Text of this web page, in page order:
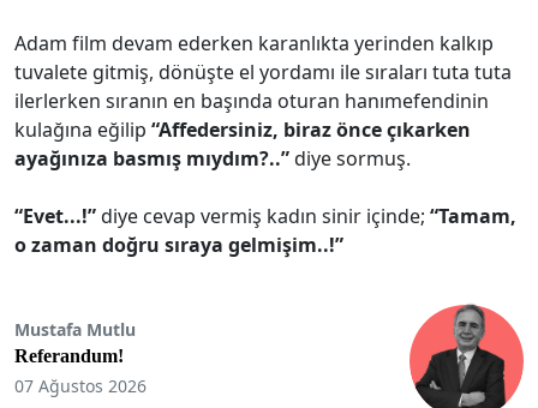
Adam film devam ederken karanlıkta yerinden kalkıp
tuvalete gitmiş, dönüşte el yordamı ile sıraları tuta tuta
ilerlerken sıranın en başında oturan hanımefendinin
kulağına eğilip “Affedersiniz, biraz önce çıkarken
ayağınıza basmış mıydım?..”diye sormuş.
“Evet...!”diye cevap vermiş kadın sinir içinde; “Tamam,
o zaman doğru sıraya gelmişim..!”
Mustafa Mutlu
Referandum!
07 Ağustos 2026